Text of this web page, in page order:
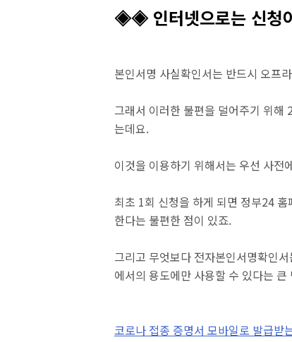
◈◈ 인터넷으로는 신청
본인서명 사실확인서는 반드시 오프
그래서 이러한 불편을 덜어주기 위
는데요.
이것을 이용하기 위해서는 우선 사전
최초 1회 신청을 하게 되면 정부24
한다는 불편한 점이 있죠.
그리고 무엇보다 전자본인서명확인
에서의 용도에만 사용할 수 있다는 큰
코로나 접종 증명서 모바일로 발급받